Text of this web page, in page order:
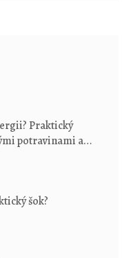
Praktický
potravinami a
šok?